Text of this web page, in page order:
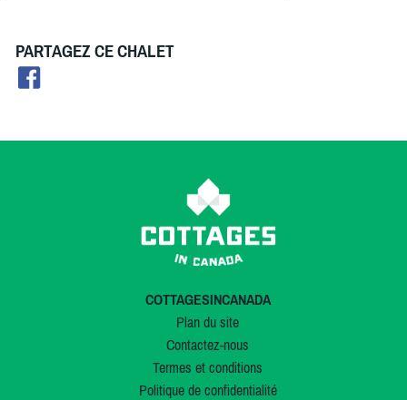
PARTAGEZ CE CHALET
COTTAGESINCANADA
Plan du site
Contactez-nous
Termes et conditions
Politique de confidentialité